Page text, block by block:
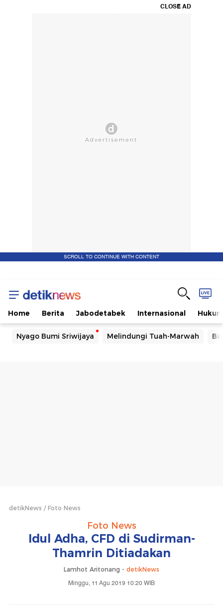
CLOSE AD
SCROLL TO CONTINUE WITH CONTENT
Home Berita Jabodetabek Internasional Hukum
Nyago Bumi Sriwijaya Melindungi Tuah-Marwah
detikNews Foto News
Foto News
Idul Adha, CFD di Sudirman-
Thamrin Ditiadakan
Lamhot Aritonang - detikNews
Minggu, 11 Agu 2019 10:20 WIB